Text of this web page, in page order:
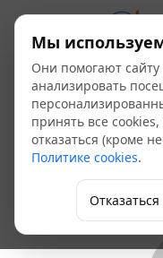
Биты
Главная
Мы
Они помогают сайту
анализировать
принять все
отказаться (кроме
Политике cookies.
Отказаться